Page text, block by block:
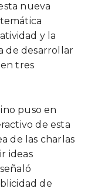
nueva
y la
de desarrollar
tres
puso en
de esta
de las charlas
ideas
de